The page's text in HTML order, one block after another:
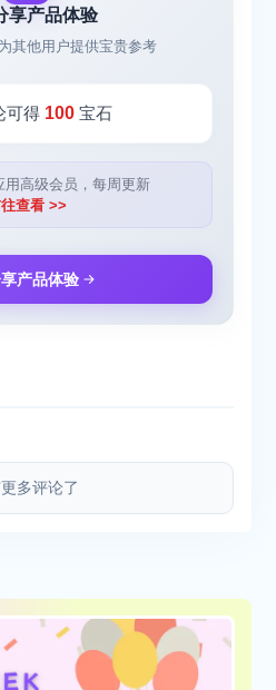
享产品体验
其他用户提供宝贵参考
可得 100宝石
用高级会员，每周更新
查看 >>
产品体验
多评论了